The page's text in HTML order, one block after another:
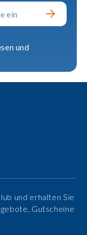
und
und erhalten Sie
Gutscheine